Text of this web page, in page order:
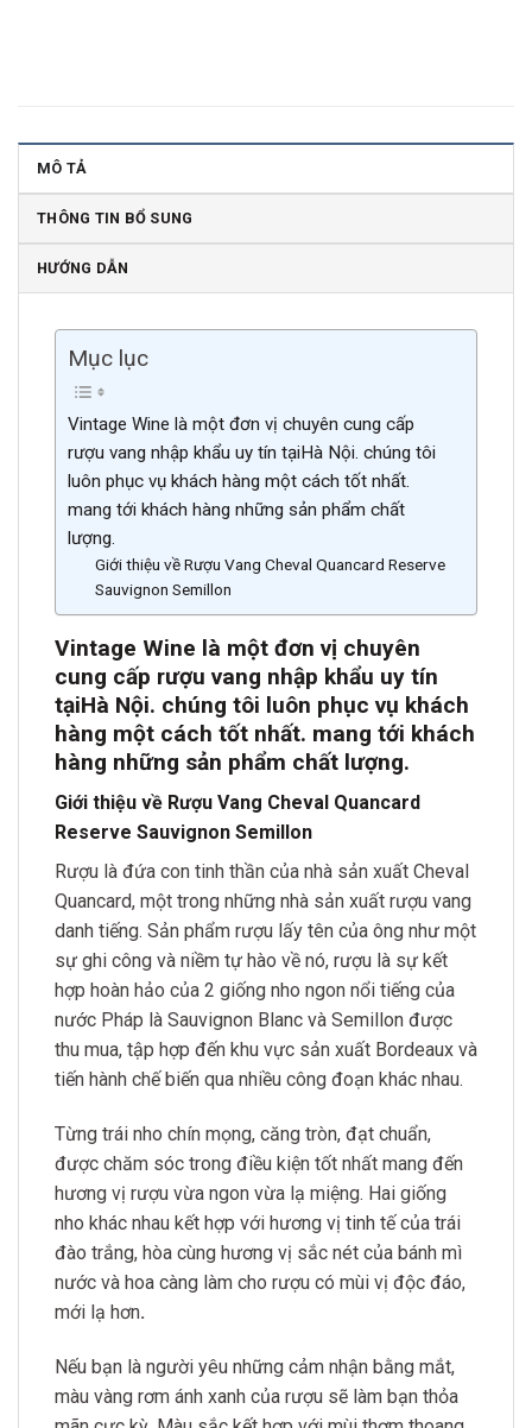
MÔ TẢ
THÔNG TIN BỔ SUNG
HƯỚNG DẪN
Mục lục
Vintage Wine là một đơn vị chuyên cung cấp
rượu vang nhập khẩu uy tín tạiHà Nội. chúng tôi
luôn phục vụ khách hàng một cách tốt nhất.
mang tới khách hàng những sản phẩm chất
lượng.
Giới thiệu về Rượu Vang Cheval Quancard Reserve
Sauvignon Semillon
Vintage Wine là một đơn vị chuyên
cung cấp rượu vang nhập khẩu uy tín
tạiHà Nội. chúng tôi luôn phục vụ khách
hàng một cách tốt nhất. mang tới khách
hàng những sản phẩm chất lượng.
Giới thiệu về Rượu Vang Cheval Quancard
Reserve Sauvignon Semillon
Rượu là đứa con tinh thần của nhà sản xuất Cheval
Quancard, một trong những nhà sản xuất rượu vang
danh tiếng. Sản phẩm rượu lấy tên của ông như một
sự ghi công và niềm tự hào về nó, rượu là sự kết
hợp hoàn hảo của 2 giống nho ngon nổi tiếng của
nước Pháp là Sauvignon Blanc và Semillon được
thu mua, tập hợp đến khu vực sản xuất Bordeaux và
tiến hành chế biến qua nhiều công đoạn khác nhau.
Từng trái nho chín mọng, căng tròn, đạt chuẩn,
được chăm sóc trong điều kiện tốt nhất mang đến
hương vị rượu vừa ngon vừa lạ miệng. Hai giống
nho khác nhau kết hợp với hương vị tinh tế của trái
đào trắng, hòa cùng hương vị sắc nét của bánh mì
nước và hoa càng làm cho rượu có mùi vị độc đáo,
mới lạ hơn.
Nếu bạn là người yêu những cảm nhận bằng mắt,
màu vàng rơm ánh xanh của rượu sẽ làm bạn thỏa